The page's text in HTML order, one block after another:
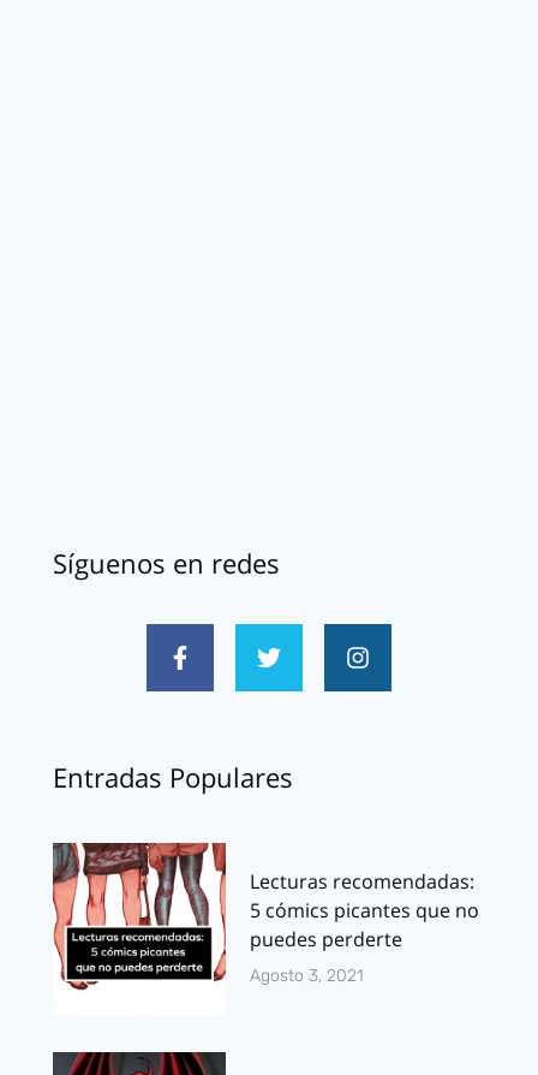
Síguenos en redes
Entradas Populares
Lecturas recomendadas:
5 cómics picantes que no
puedes perderte
Agosto 3, 2021